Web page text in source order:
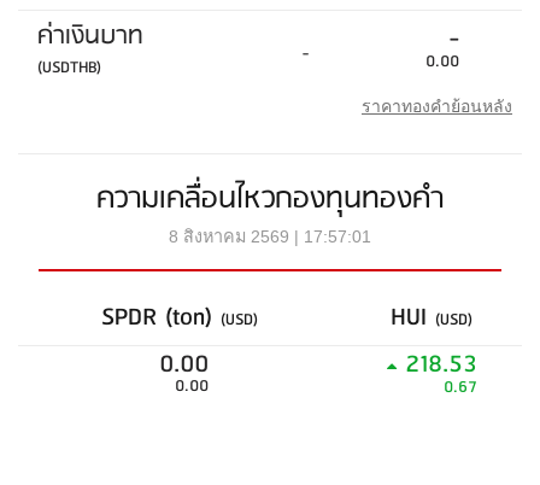
ค่าเงินบาท
(USDTHB) - -
0.00
ราคาทองคำย้อนหลัง
ความเคลื่อนไหวกองทุนทองคำ
8 สิงหาคม 2569 | 17:57:01
SPDR (ton) (USD) HUI (USD)
0.00
0.00
218.53
0.67